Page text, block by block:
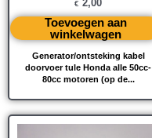
Generator/ontsteking kabel
doorvoer tule Honda alle 50cc-
80cc motoren (op de...
€ 2,00
Toevoegen aan
winkelwagen